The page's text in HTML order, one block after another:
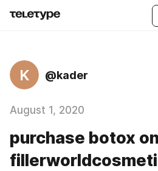
K @kader
August 1, 2020
purchase botox on